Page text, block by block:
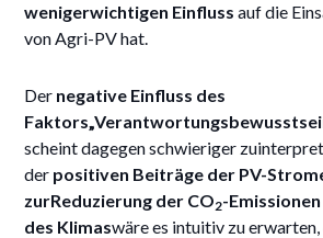
wenigerwichtigen Einflussauf die
von Agri-PV hat.
Der negative Einfluss des
scheint dagegen schwieriger
der positiven Beiträge der PV-
zurReduzierung der CO2-Emissionen
des Klimaswäre es intuitiv zu erwarten,